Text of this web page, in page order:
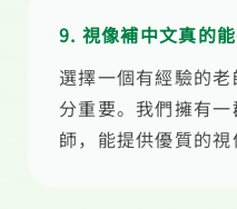
9. 視像補中文真的能
選擇一個有經驗的
分重要。我們擁有
師，能提供優質的視